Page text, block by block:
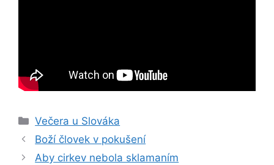
Kategórie
Večera u Slováka
Navigácia
článkami
Boží človek v pokušení
Aby cirkev nebola sklamaním